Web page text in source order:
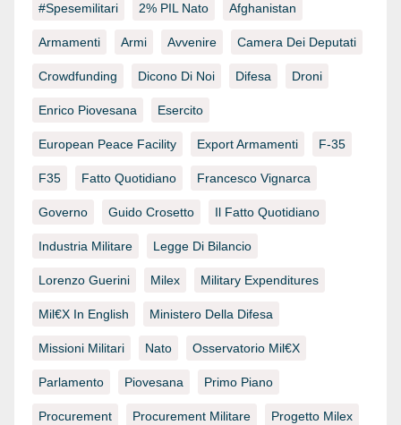
#spesemilitari 2% PIL Nato Afghanistan
Armamenti Armi Avvenire Camera Dei Deputati
Crowdfunding Dicono Di Noi Difesa Droni
Enrico Piovesana Esercito
European Peace Facility Export Armamenti F-35
F35 Fatto Quotidiano Francesco Vignarca
Governo Guido Crosetto Il Fatto Quotidiano
Industria Militare Legge Di Bilancio
Lorenzo Guerini Milex Military Expenditures
Mil€x In English Ministero Della Difesa
Missioni Militari Nato Osservatorio Mil€x
Parlamento Piovesana Primo Piano
Procurement Procurement Militare Progetto Milex